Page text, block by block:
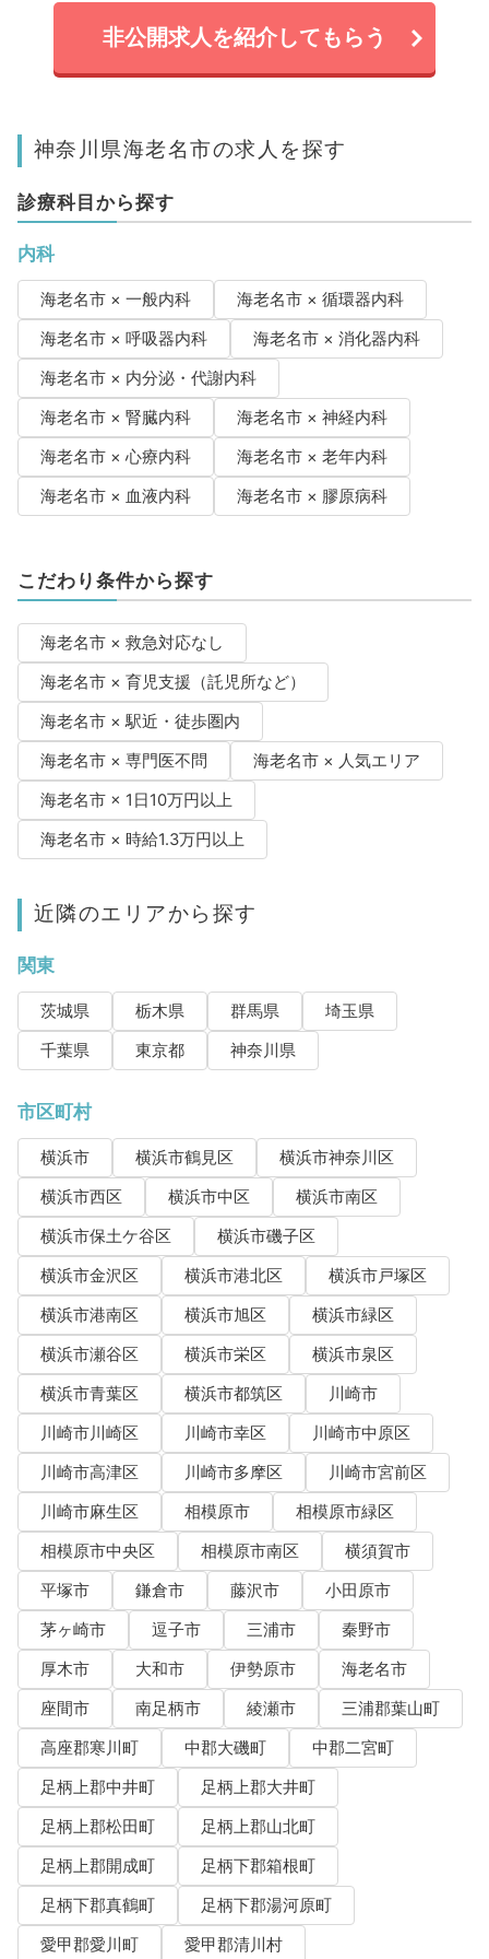
非公開求人を紹介してもらう
神奈川県海老名市の求人を探す
診療科目から探す
内科
海老名市 × 一般内科
海老名市 × 循環器内科
海老名市 × 呼吸器内科
海老名市 × 消化器内科
海老名市 × 内分泌・代謝内科
海老名市 × 腎臓内科
海老名市 × 神経内科
海老名市 × 心療内科
海老名市 × 老年内科
海老名市 × 血液内科
海老名市 × 膠原病科
こだわり条件から探す
海老名市 × 救急対応なし
海老名市 × 育児支援（託児所など）
海老名市 × 駅近・徒歩圏内
海老名市 × 専門医不問
海老名市 × 人気エリア
海老名市 × 1日10万円以上
海老名市 × 時給1.3万円以上
近隣のエリアから探す
関東
茨城県 栃木県 群馬県
埼玉県
千葉県
東京都 神奈川県
市区町村
横浜市 横浜市鶴見区
横浜市神奈川区
横浜市西区
横浜市中区
横浜市南区
横浜市保土ケ谷区
横浜市磯子区
横浜市金沢区
横浜市港北区
横浜市戸塚区
横浜市港南区
横浜市旭区
横浜市緑区
横浜市瀬谷区
横浜市栄区
横浜市泉区
横浜市青葉区
横浜市都筑区
川崎市
川崎市川崎区
川崎市幸区
川崎市中原区
川崎市高津区
川崎市多摩区
川崎市宮前区
川崎市麻生区
相模原市
相模原市緑区
相模原市中央区
相模原市南区
横須賀市
平塚市
鎌倉市 藤沢市
小田原市
茅ヶ崎市
逗子市 三浦市
秦野市
厚木市
大和市 伊勢原市
海老名市
座間市
南足柄市 綾瀬市
三浦郡葉山町
高座郡寒川町
中郡大磯町
中郡二宮町
足柄上郡中井町
足柄上郡大井町
足柄上郡松田町
足柄上郡山北町
足柄上郡開成町
足柄下郡箱根町
足柄下郡真鶴町
足柄下郡湯河原町
愛甲郡愛川町
愛甲郡清川村